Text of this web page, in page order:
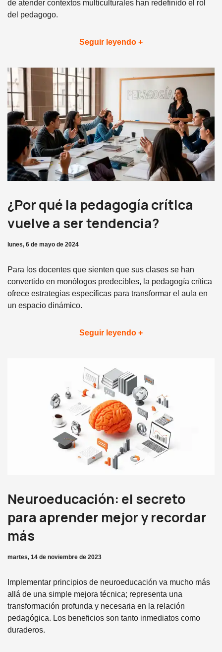
de atender contextos multiculturales han redefinido el rol
del pedagogo.
Seguir leyendo +
¿Por qué la pedagogía crítica
vuelve a ser tendencia?
lunes, 6 de mayo de 2024
Para los docentes que sienten que sus clases se han
convertido en monólogos predecibles, la pedagogía crítica
ofrece estrategias específicas para transformar el aula en
un espacio dinámico.
Seguir leyendo +
Neuroeducación: el secreto
para aprender mejor y recordar
más
martes, 14 de noviembre de 2023
Implementar principios de neuroeducación va mucho más
allá de una simple mejora técnica; representa una
transformación profunda y necesaria en la relación
pedagógica. Los beneficios son tanto inmediatos como
duraderos.